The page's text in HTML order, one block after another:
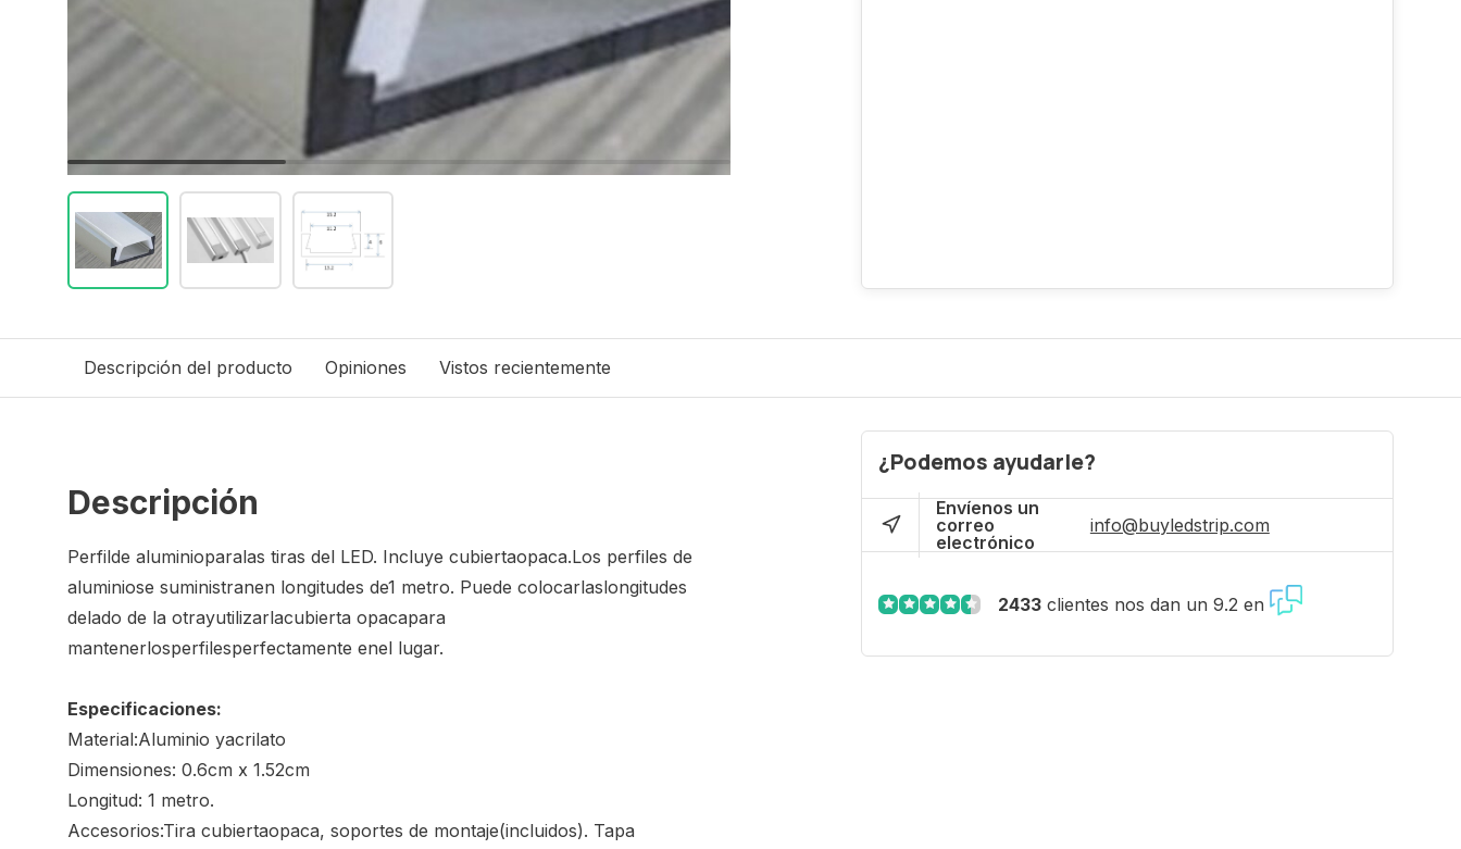
Descripción del producto Opiniones Vistos recientemente
Descripción
Perfilde aluminioparalas tiras del LED. Incluye cubiertaopaca.Los perfiles de
aluminiose suministranen longitudes de1 metro. Puede colocarlaslongitudes
delado de la otrayutilizarlacubierta opacapara
mantenerlosperfilesperfectamente enel lugar.
Especificaciones:
Material:Aluminio yacrilato
Dimensiones: 0.6cm x 1.52cm
Longitud: 1 metro.
Accesorios:Tira cubiertaopaca, soportes de montaje(incluidos). Tapa
¿Podemos ayudarle?
Envíenos un
correo
electrónico
info@buyledstrip.com
2433 clientes nos dan un 9.2 en